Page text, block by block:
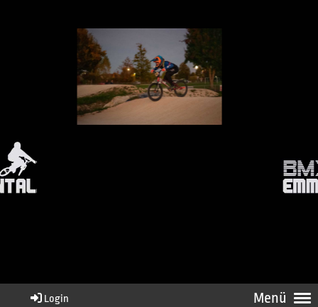
Menü
Login